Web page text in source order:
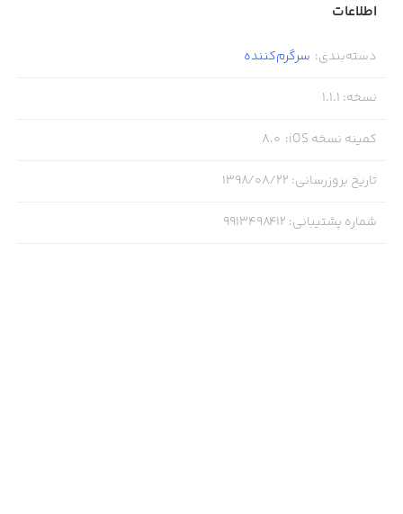
اطلاعات
دسته‌بندی: سرگرم‌کننده
نسخه:
1.1.1
کمینه نسخه iOS :
8.0
تاریخ بروزرسانی: ۱۳۹۸/۰۸/۲۲
شماره پشتیبانی:
9913498412